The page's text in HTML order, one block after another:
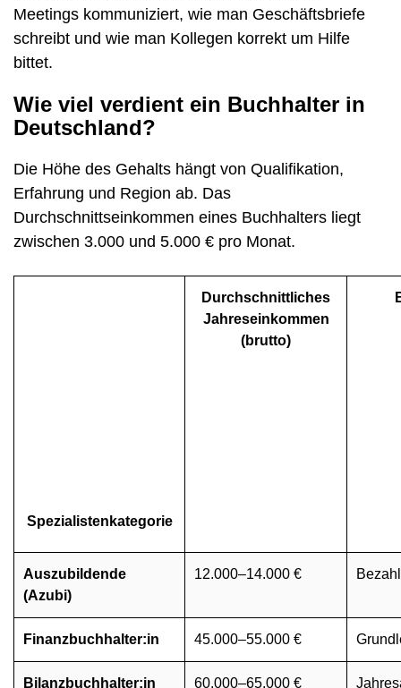
Meetings kommuniziert, wie man Geschäftsbriefe
schreibt und wie man Kollegen korrekt um Hilfe
bittet.
Wie viel verdient ein Buchhalter in
Deutschland?
Die Höhe des Gehalts hängt von Qualifikation,
Erfahrung und Region ab. Das
Durchschnittseinkommen eines Buchhalters liegt
zwischen 3.000 und 5.000 € pro Monat.
Spezialistenkategorie
Durchschnittliches
Jahreseinkommen
(brutto)
Auszubildende
(Azubi)
12.000–14.000 €
Finanzbuchhalter:in 45.000–55.000 €
Bilanzbuchhalter:in 60.000–65.000 €